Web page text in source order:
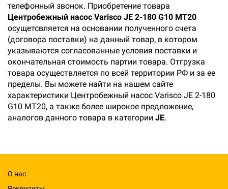
телефонный звонок. Приобретение товара
Центробежный насос Varisco JE 2-180 G10 MT20
осущетсвляется на основании полученного счета
(договора поставки) на данный товар, в котором
указываются согласованные условия поставки и
окончательная стоимость партии товара. Отгрузка
товара осуществляется по всей территории РФ и за ее
пределы. Вы можете найти на нашем сайте
характеристики Центробежный насос Varisco JE 2-180
G10 MT20, а также более широкое предложение,
аналогов данного товара в категории JE.
О нас